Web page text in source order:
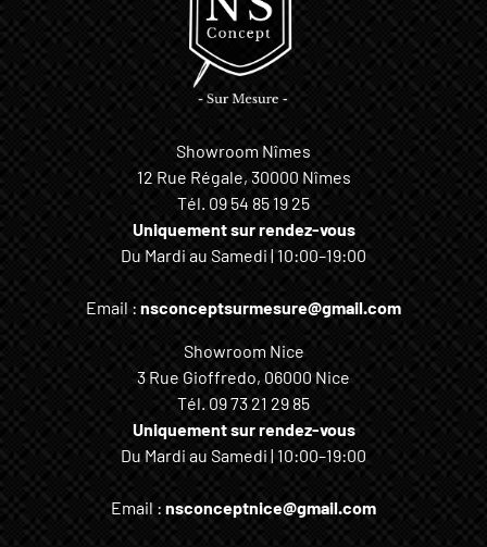
Showroom Nîmes
12 Rue Régale, 30000 Nîmes
Tél. 09 54 85 19 25
Uniquement sur rendez-vous
Du Mardi au Samedi | 10:00–19:00
Email : nsconceptsurmesure@gmail.com
Showroom Nice
3 Rue Gioffredo, 06000 Nice
Tél. 09 73 21 29 85
Uniquement sur rendez-vous
Du Mardi au Samedi | 10:00–19:00
Email : nsconceptnice@gmail.com